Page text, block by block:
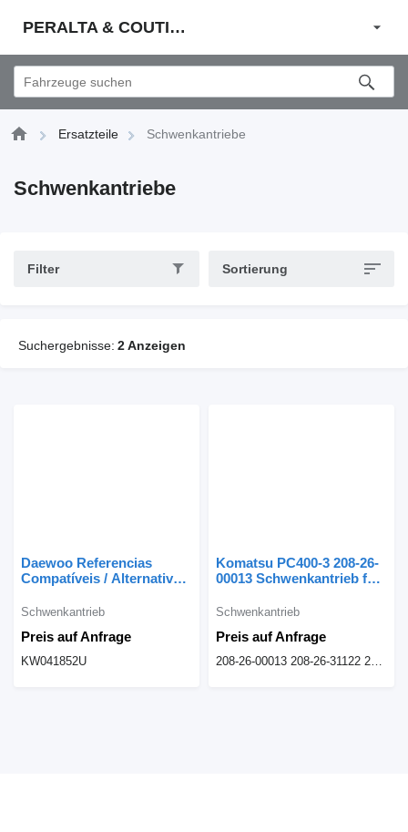
PERALTA & COUTINHO S.A.
Ersatzteile Schwenkantriebe
Schwenkantriebe
Filter Sortierung
Suchergebnisse: 2 Anzeigen
Daewoo Referencias
Compatíveis / Alternative
Schwenkantrieb für
Bagger
Preis auf Anfrage
Schwenkantrieb
KW041852U
Komatsu PC400-3 208-26-
00013 Schwenkantrieb für
Preis auf Anfrage
Schwenkantrieb
208-26-00013 208-26-31122 208-26-31113